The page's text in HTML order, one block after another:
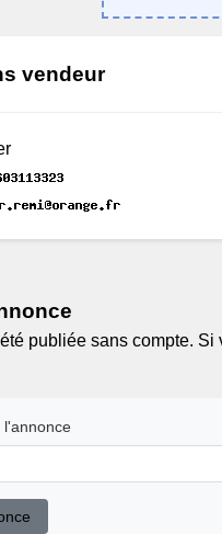
vendeur
publiée sans compte.
l'annonce